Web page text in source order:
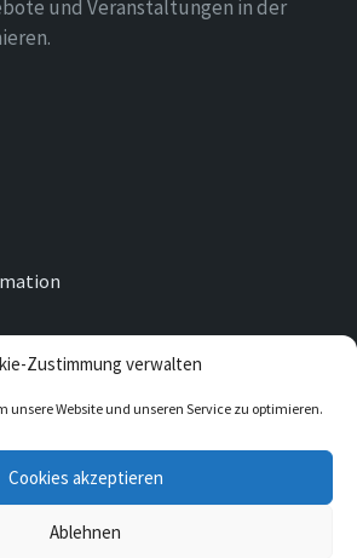
Zustimmung verwalten
unsere Website und unseren Service zu optimieren.
Cookies akzeptieren
Ablehnen
und Veranstaltungen in der
Twitter